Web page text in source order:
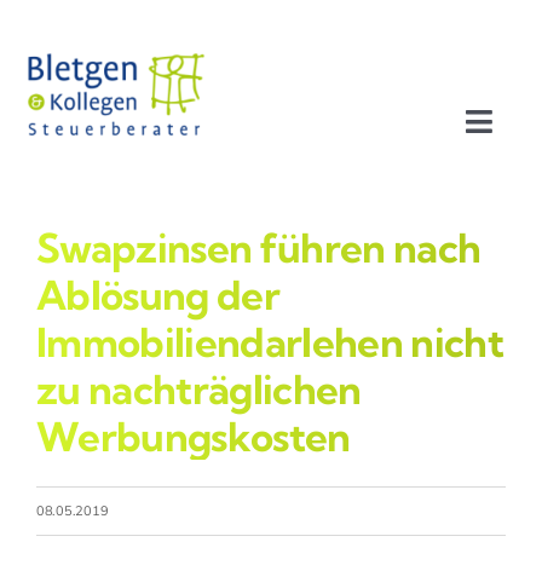
Inhalt
springen
Profil
Leistungen
Team
Stellenangebote
Swapzinsen führen nach
Ablösung der
Immobiliendarlehen nicht
zu nachträglichen
Werbungskosten
08.05.2019